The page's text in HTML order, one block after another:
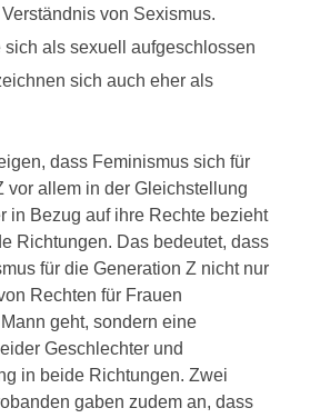
von Sexismus.
sich als sexuell aufgeschlossen
sich auch eher als
dass Feminismus sich für
vor allem in der Gleichstellung
in Bezug auf ihre Rechte bezieht
Richtungen. Das bedeutet, dass
für die Generation Z nicht nur
Rechten für Frauen
geht, sondern eine
Geschlechter und
in beide Richtungen. Zwei
gaben zudem an, dass